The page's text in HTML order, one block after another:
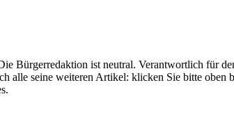
Bürgerredaktion ist neutral. Verantwortlich für
alle seine weiteren Artikel: klicken Sie bitte